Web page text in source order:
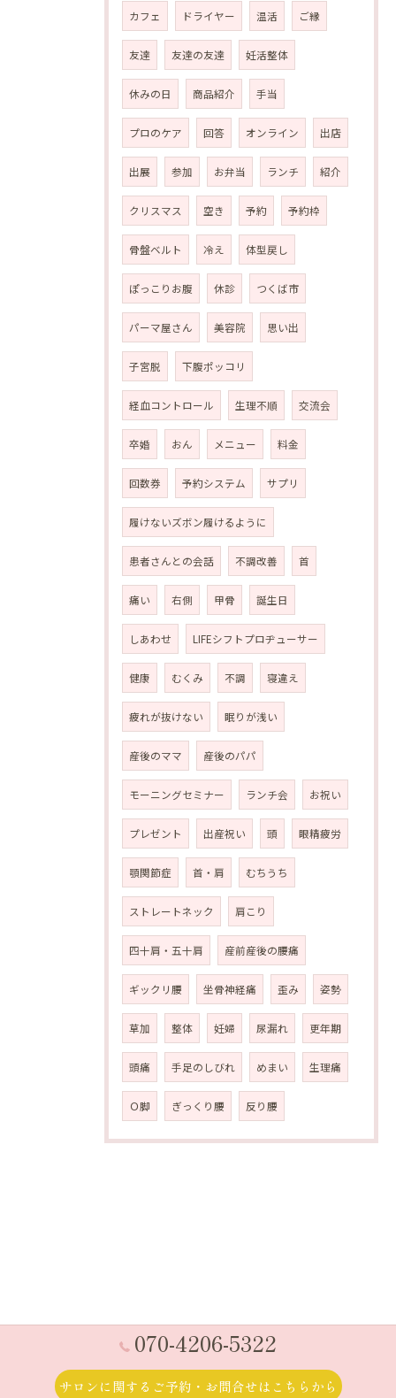
カフェ ドライヤー 温活 ご縁
友達 友達の友達 妊活整体
休みの日 商品紹介 手当
プロのケア 回答 オンライン 出店
出展 参加 お弁当 ランチ 紹介
クリスマス 空き 予約 予約枠
骨盤ベルト 冷え 体型戻し
ぽっこりお腹 休診 つくば市
パーマ屋さん 美容院 思い出
子宮脱 下腹ポッコリ
経血コントロール 生理不順 交流会
卒婚 おん メニュー 料金
回数券 予約システム サプリ
履けないズボン履けるように
患者さんとの会話 不調改善 首
痛い 右側 甲骨 誕生日
しあわせ LIFEシフトプロヂューサー
健康 むくみ 不調 寝違え
疲れが抜けない 眠りが浅い
産後のママ 産後のパパ
モーニングセミナー ランチ会 お祝い
プレゼント 出産祝い 頭 眼精疲労
顎関節症 首・肩 むちうち
ストレートネック 肩こり
四十肩・五十肩 産前産後の腰痛
ギックリ腰 坐骨神経痛 歪み 姿勢
草加 整体 妊婦 尿漏れ 更年期
頭痛 手足のしびれ めまい 生理痛
Ｏ脚 ぎっくり腰 反り腰
070-4206-5322
サロンに関するご予約・お問合せはこちらから